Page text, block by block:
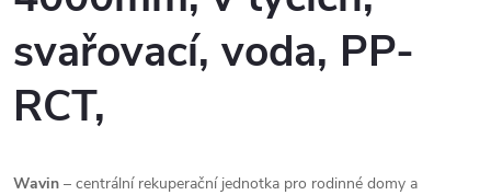
svařovací, voda, PP-
RCT,
Wavin – centrální rekuperační jednotka pro rodinné domy a